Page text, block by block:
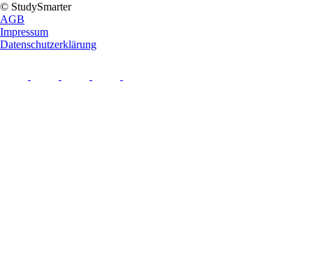
© StudySmarter
AGB
Impressum
Datenschutzerklärung